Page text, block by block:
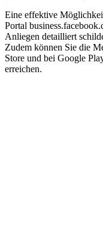
Eine effektive
Portal
Anliegen detailliert
Zudem können Sie die
Store und bei Google
erreichen.